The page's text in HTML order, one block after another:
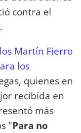
contra el
Martín Fierro
los
quienes en
recibida en
más
"Para no